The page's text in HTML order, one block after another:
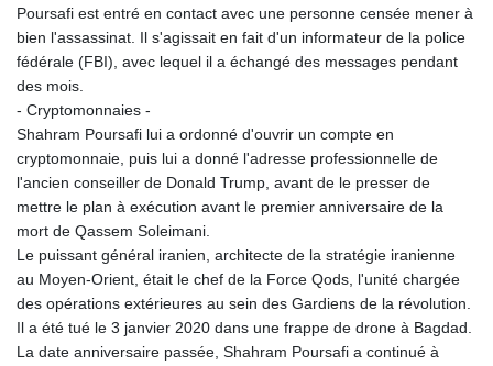
Poursafi est entré en contact avec une personne censée mener à
bien l'assassinat. Il s'agissait en fait d'un informateur de la police
fédérale (FBI), avec lequel il a échangé des messages pendant
des mois.
- Cryptomonnaies -
Shahram Poursafi lui a ordonné d'ouvrir un compte en
cryptomonnaie, puis lui a donné l'adresse professionnelle de
l'ancien conseiller de Donald Trump, avant de le presser de
mettre le plan à exécution avant le premier anniversaire de la
mort de Qassem Soleimani.
Le puissant général iranien, architecte de la stratégie iranienne
au Moyen-Orient, était le chef de la Force Qods, l'unité chargée
des opérations extérieures au sein des Gardiens de la révolution.
Il a été tué le 3 janvier 2020 dans une frappe de drone à Bagdad.
La date anniversaire passée, Shahram Poursafi a continué à